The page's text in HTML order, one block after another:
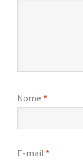
Nome *
E-mail*